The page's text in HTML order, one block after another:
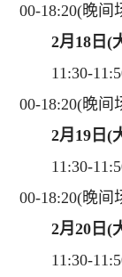
00-18:20(晚间
2月18日(
11:30-
00-18:20(晚间
2月19日(
11:30-
00-18:20(晚间
2月20日(
11:30-